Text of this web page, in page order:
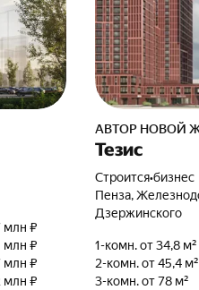
млн ₽
млн ₽
млн ₽
млн ₽
АВТОР НОВОЙ
Тезис
Строится•бизнес
Пенза,
Дзержинского
1-комн. от 34,8 м²
2-комн. от 45,4 м²
3-комн. от 78 м²